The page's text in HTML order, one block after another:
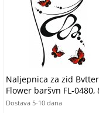
Naljepnica za zid
Flower baršvn FL-0480,
cm
Dostava 5-10 dana